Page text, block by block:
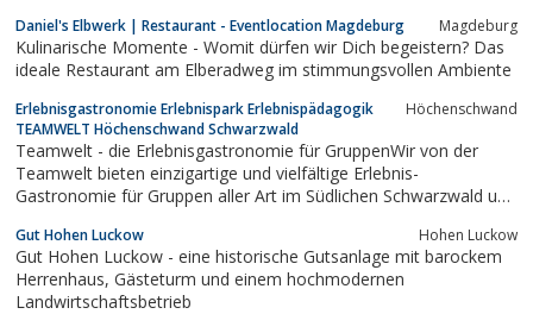
Daniel's Elbwerk | Restaurant - Eventlocation Magdeburg Magdeburg
Kulinarische Momente - Womit dürfen wir Dich begeistern? Das
ideale Restaurant am Elberadweg im stimmungsvollen Ambiente
Erlebnisgastronomie Erlebnispark Erlebnispädagogik
TEAMWELT Höchenschwand Schwarzwald
Höchenschwand
Teamwelt - die Erlebnisgastronomie für GruppenWir von der
Teamwelt bieten einzigartige und vielfältige Erlebnis-
Gastronomie für Gruppen aller Art im Südlichen Schwarzwald und
Ambiente in der Event-Scheune sowie auf unserem 1, 5 Hektar
großen Gelände in schönster...
Gut Hohen Luckow Hohen Luckow
Gut Hohen Luckow - eine historische Gutsanlage mit barockem
Herrenhaus, Gästeturm und einem hochmodernen
Landwirtschaftsbetrieb